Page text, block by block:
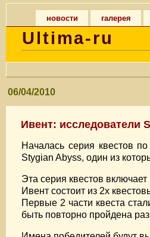
новости галерея
Ultima-ru
06/04/2010
Ивент: исследователи
Началась серия квестов
Stygian Abyss, один из
Эта серия квестов
Ивент состоит из 2х
Первые 2 части квеста
быть повторно пройдена